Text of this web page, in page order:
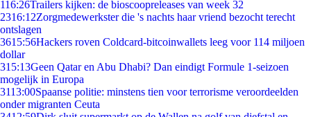
116:26Trailers kijken: de bioscoopreleases van week 32
2316:12Zorgmedewerkster die 's nachts haar vriend bezocht terecht
ontslagen
3615:56Hackers roven Coldcard-bitcoinwallets leeg voor 114 miljoen
dollar
315:13Geen Qatar en Abu Dhabi? Dan eindigt Formule 1-seizoen
mogelijk in Europa
3113:00Spaanse politie: minstens tien voor terrorisme veroordeelden
onder migranten Ceuta